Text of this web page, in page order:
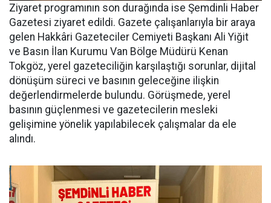
Ziyaret programının son durağında ise Şemdinli Haber
Gazetesi ziyaret edildi. Gazete çalışanlarıyla bir araya
gelen Hakkâri Gazeteciler Cemiyeti Başkanı Ali Yiğit
ve Basın İlan Kurumu Van Bölge Müdürü Kenan
Tokgöz, yerel gazeteciliğin karşılaştığı sorunlar, dijital
dönüşüm süreci ve basının geleceğine ilişkin
değerlendirmelerde bulundu. Görüşmede, yerel
basının güçlenmesi ve gazetecilerin mesleki
gelişimine yönelik yapılabilecek çalışmalar da ele
alındı.